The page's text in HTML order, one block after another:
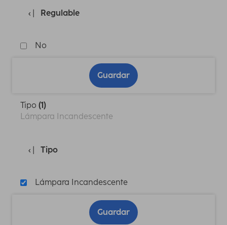
Regulable
No
Guardar
Tipo (1)
Lámpara Incandescente
Tipo
Lámpara Incandescente
Guardar